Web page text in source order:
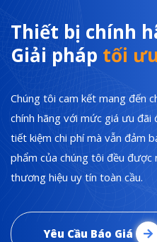
Thiết bị chính
Giải pháp tối ưu
Chúng tôi cam kết mang đến
chính hãng với mức giá ưu đãi
tiết kiệm chi phí mà vẫn đảm
phẩm của chúng tôi đều
thương hiệu uy tín toàn cầu.
Yêu Cầu Báo Giá